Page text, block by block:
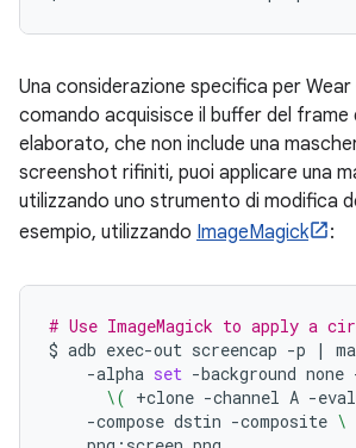
Una considerazione specifica per
comando acquisisce il buffer del frame
elaborato, che non include una
screenshot rifiniti, puoi applicare una
utilizzando uno strumento di modifica
esempio, utilizzando ImageMagick :
# Use ImageMagick to apply a
$ adb exec-out screencap -p |
-alpha set -background none
\( +clone -channel A -
-compose dstin -composite \